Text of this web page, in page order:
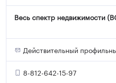
Весь спектр недвижимости
Действительный
8-812-642-15-97